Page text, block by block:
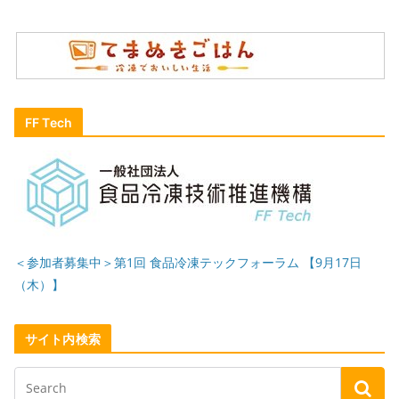
FF Tech
＜参加者募集中＞第1回 食品冷凍テックフォーラム 【9月17日
（木）】
サイト内検索